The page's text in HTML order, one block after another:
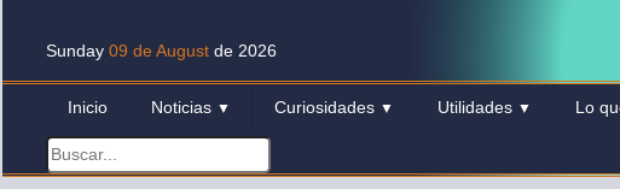
Sunday 09 de August de 2026
Inicio Noticias ▼ Curiosidades ▼ Utilidades ▼ Lo